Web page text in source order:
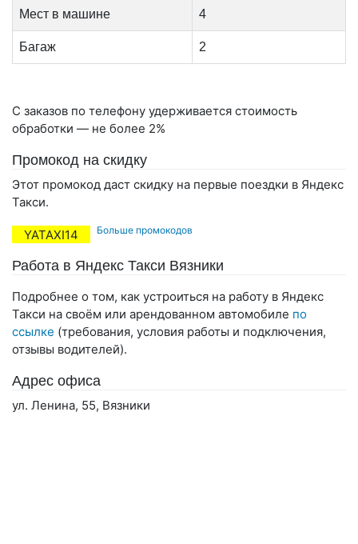
Мест в машине 4
Багаж 2
С заказов по телефону удерживается стоимость
обработки — не более 2%
Промокод на скидку
Этот промокод даст скидку на первые поездки в Яндекс
Такси.
YATAXI14 Больше промокодов
Работа в Яндекс Такси Вязники
Подробнее о том, как устроиться на работу в Яндекс
Такси на своём или арендованном автомобиле по
ссылке (требования, условия работы и подключения,
отзывы водителей).
Адрес офиса
ул. Ленина, 55, Вязники